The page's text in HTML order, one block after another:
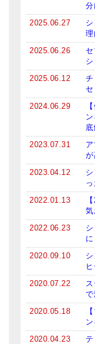
分
2025.06.27
理
2025.06.26
2025.06.12
チ
2024.06.29
底
2023.07.31
が
2023.04.12
2022.01.13
気
2022.06.23
2020.09.10
2020.07.22
で
2020.05.18
2020.04.23